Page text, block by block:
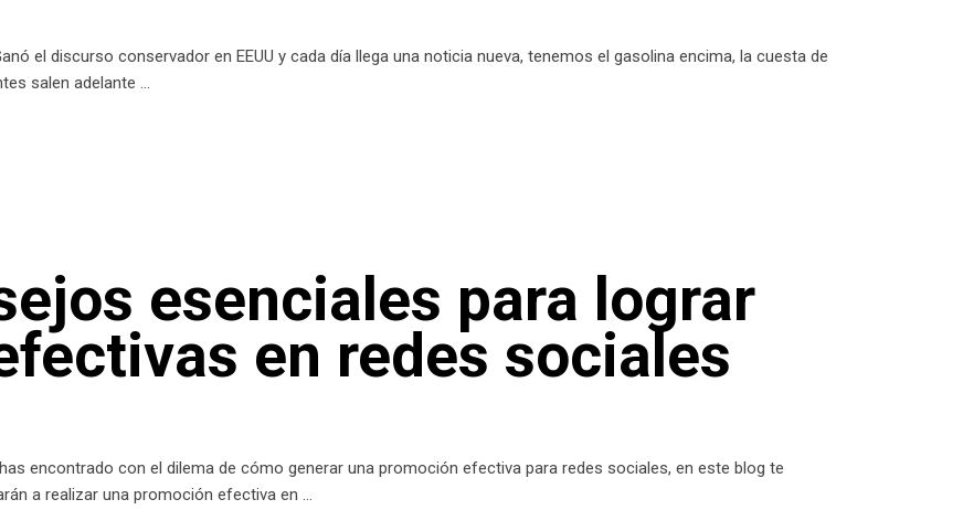
el discurso conservador en EEUU y cada día llega una noticia nueva, tenemos el gasolina encima, la cuesta de
salen adelante
esenciales para lograr
en redes sociales
encontrado con el dilema de cómo generar una promoción efectiva para redes sociales, en este blog te
a realizar una promoción efectiva en